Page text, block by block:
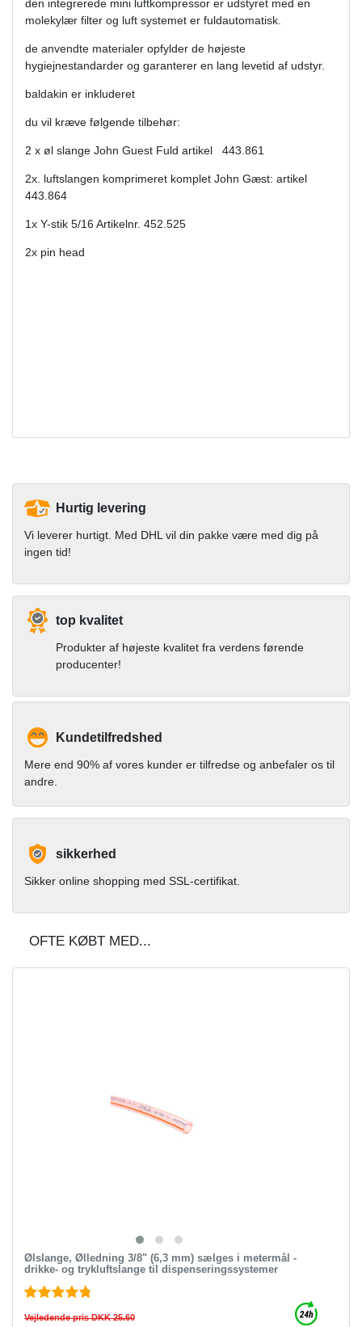
den integrerede mini luftkompressor er udstyret med en
molekylær filter og luft systemet er fuldautomatisk.
de anvendte materialer opfylder de højeste
hygiejnestandarder og garanterer en lang levetid af udstyr.
baldakin er inkluderet
du vil kræve følgende tilbehør:
2 x øl slange John Guest Fuld artikel 443.861
2x. luftslangen komprimeret komplet John Gæst: artikel
443.864
1x Y-stik 5/16 Artikelnr. 452.525
2x pin head
Hurtig levering
Vi leverer hurtigt. Med DHL vil din pakke være med dig på
ingen tid!
top kvalitet
Produkter af højeste kvalitet fra verdens førende
producenter!
Kundetilfredshed
Mere end 90% af vores kunder er tilfredse og anbefaler os til
andre.
sikkerhed
Sikker online shopping med SSL-certifikat.
OFTE KØBT MED...
Ølslange, Ølledning 3/8" (6,3 mm) sælges i metermål -
drikke- og trykluftslange til dispenseringssystemer
Vejledende pris DKK 25.60